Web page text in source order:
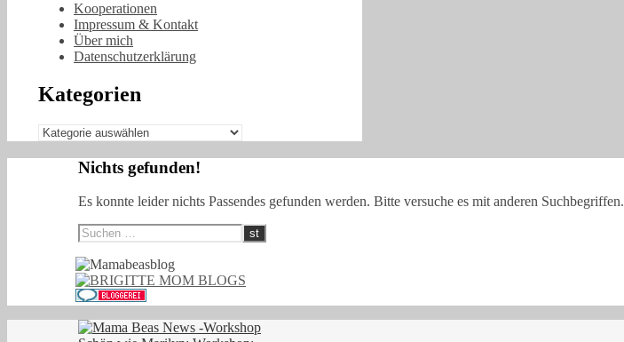
Kooperationen
Impressum & Kontakt
Über mich
Datenschutzerklärung
Kategorien
Kategorien
Nichts gefunden!
Es konnte leider nichts Passendes gefunden werden. Bitte versuche es mit anderen Suchbegriffen.